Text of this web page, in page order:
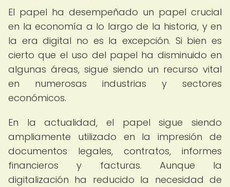
El papel ha desempeñado un papel crucial
en la economía a lo largo de la historia, y en
la era digital no es la excepción. Si bien es
cierto que el uso del papel ha disminuido en
algunas áreas, sigue siendo un recurso vital
en numerosas industrias y sectores
económicos.
En la actualidad, el papel sigue siendo
ampliamente utilizado en la impresión de
documentos legales, contratos, informes
financieros y facturas. Aunque la
digitalización ha reducido la necesidad de